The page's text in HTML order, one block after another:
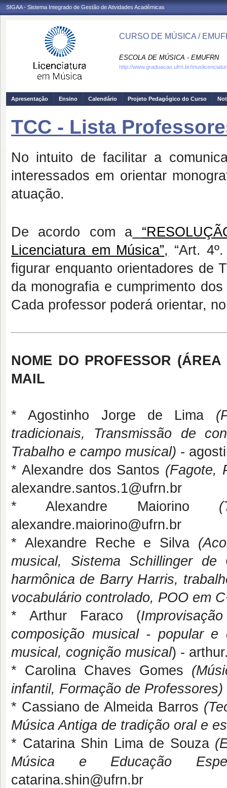
SIGAA - Sistema Integrado de Gestão de Atividades Acadêmicas
CURSO DE MÚSICA /
ESCOLA DE MÚSICA - EMUFRN
http://www.graduacao.ufrn.br/
Apresentação Ensino Calendário Projeto Pedagógico do Curso
TCC - Lista
No intuito de facilitar a
interessados em orientar
atuação.
De acordo com a
Licenciatura em Música”, “Art.
figurar enquanto orientadores de
da monografia e cumprimento
Cada professor poderá orientar,
NOME DO PROFESSOR
MAIL
* Agostinho Jorge de Lima
tradicionais, Transmissão de
Trabalho e campo musical) -
* Alexandre dos Santos (Fagote,
alexandre.santos.1@ufrn.br
* Alexandre Maiorino
alexandre.maiorino@ufrn.br
* Alexandre Reche e Silva
musical, Sistema Schillinger de
harmônica de Barry Harris,
vocabulário controlado, POO em
* Arthur Faraco (
composição musical - popular e
musical, cognição musical) -
* Carolina Chaves Gomes
infantil, Formação de Professores)
* Cassiano de Almeida Barros
Música Antiga de tradição oral e
* Catarina Shin Lima de Souza
Música e Educação
catarina.shin@ufrn.br